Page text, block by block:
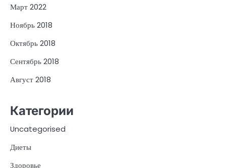
Март 2022
Ноябрь 2018
Октябрь 2018
Сентябрь 2018
Август 2018
Категории
Uncategorised
Диеты
Здоровье